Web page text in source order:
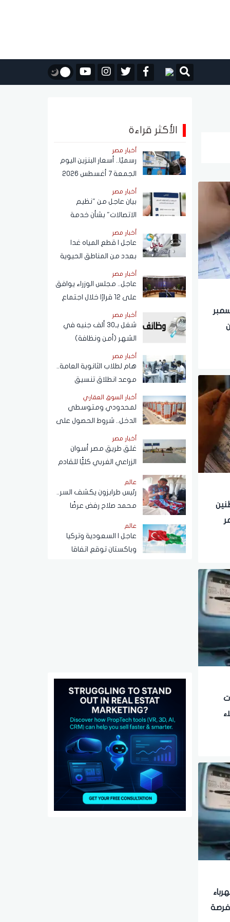
فرصة
الأكثر قراءة
أخبار مصر
رسميًا.. أسعار البنزين اليوم
الجمعة 7 أغسطس 2026
أخبار مصر
بيان عاجل من "نظيم
الاتصالات" بشأن خدمة
الاستعلام عن أرقام الهاتف
المحمول المسجلة باسم
المستخدم عبر تطبيق My
NTRA
أخبار مصر
عاجل | قطع المياه غدا
بعدد من المناطق الحيوية
في الجيزة.. ومناشدات
للمواطنين بتدبير
احتياجاتهم
أخبار مصر
عاجل.. مجلس الوزراء يوافق
على 12 قرارًا خلال اجتماع
اليوم
أخبار مصر
شغل بـ30 ألف جنيه في
الشهر (أمن ونظافة)
أخبار مصر
هام لطلاب الثانوية العامة..
موعد انطلاق تنسيق
المرحلة الثانية 2026
أخبار السوق العقاري
لمحدودي ومتوسطي
الدخل.. شروط الحصول على
شقة إيجار من الإسكان بـ
1500 جنيه شهريًا
أخبار مصر
غلق طريق مصر أسوان
الزراعي الغربي كليًّا للقادم
العياط
عالم
رئيس طرابزون يكشف السر..
محمد صلاح رفض عرضًا
أضعاف
عالم
عاجل | السعودية وتركيا
وباكستان توقع اتفاقا